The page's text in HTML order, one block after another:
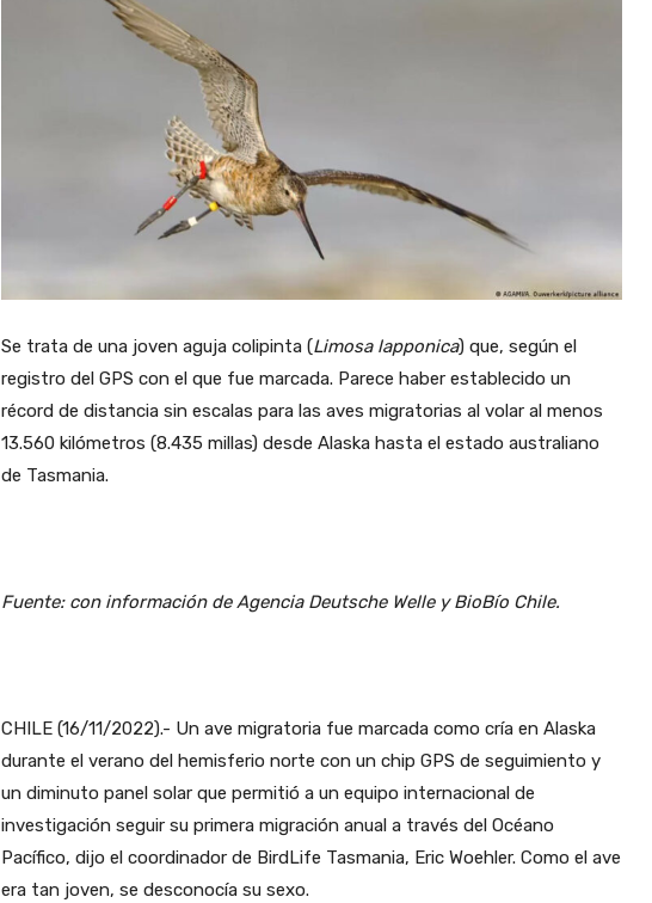
Se trata de una joven aguja colipinta (Limosa lapponica) que, según el
registro del GPS con el que fue marcada. Parece haber establecido un
récord de distancia sin escalas para las aves migratorias al volar al menos
13.560 kilómetros (8.435 millas) desde Alaska hasta el estado australiano
de Tasmania.
Fuente: con información de Agencia Deutsche Welle y BioBío Chile.
CHILE (16/11/2022).- Un ave migratoria fue marcada como cría en Alaska
durante el verano del hemisferio norte con un chip GPS de seguimiento y
un diminuto panel solar que permitió a un equipo internacional de
investigación seguir su primera migración anual a través del Océano
Pacífico, dijo el coordinador de BirdLife Tasmania, Eric Woehler. Como el ave
era tan joven, se desconocía su sexo.